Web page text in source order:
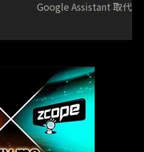
Google Assistant 取代